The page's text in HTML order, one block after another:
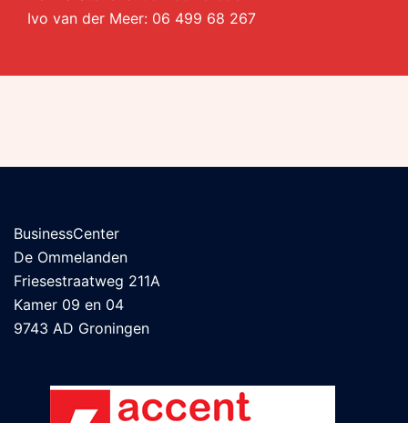
Ivo van der Meer: 06 499 68 267
BusinessCenter
De Ommelanden
Friesestraatweg 211A
Kamer 09 en 04
9743 AD Groningen